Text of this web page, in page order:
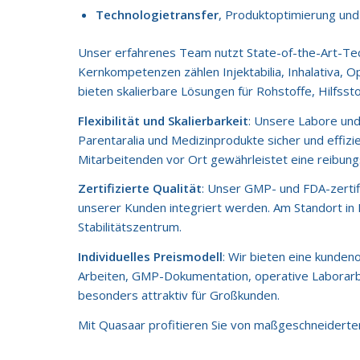
Technologietransfer, Produktoptimierung
Unser erfahrenes Team nutzt State-of-the-Art-
Kernkompetenzen zählen Injektabilia, Inhalativa,
bieten skalierbare Lösungen für Rohstoffe,
Flexibilität und Skalierbarkeit: Unsere Labore
Parentaralia und Medizinprodukte sicher und
Mitarbeitenden vor Ort gewährleistet eine
Zertifizierte Qualität: Unser GMP- und FDA-
unserer Kunden integriert werden. Am Standort
Stabilitätszentrum.
Individuelles Preismodell: Wir bieten eine
Arbeiten, GMP-Dokumentation, operative
besonders attraktiv für Großkunden.
Mit Quasaar profitieren Sie von